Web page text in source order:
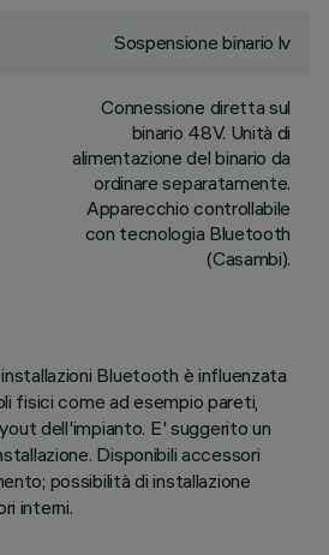
Sospensione binario lv
Connessione diretta sul
binario 48V. Unità di
alimentazione del binario da
ordinare separatamente.
Apparecchio controllabile
con tecnologia Bluetooth
(Casambi).
Bluetooth è influenzata
fisici come ad esempio pareti,
dell'impianto. E' suggerito un
Disponibili accessori
possibilità di installazione
interni.